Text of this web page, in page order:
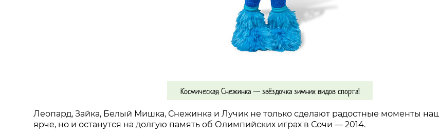
Космическая Снежинка — звёздочка зимних видов спорта!
Леопард, Зайка, Белый Мишка, Снежинка и Лучик не только сделают радостные моменты
ярче, но и останутся на долгую память об Олимпийских играх в Сочи — 2014.